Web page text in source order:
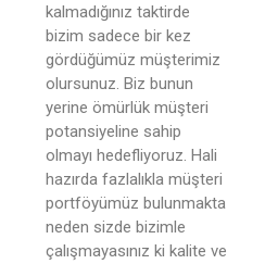
kalmadığınız taktirde
bizim sadece bir kez
gördüğümüz müşterimiz
olursunuz. Biz bunun
yerine ömürlük müşteri
potansiyeline sahip
olmayı hedefliyoruz. Hali
hazırda fazlalıkla müşteri
portföyümüz bulunmakta
neden sizde bizimle
çalışmayasınız ki kalite ve